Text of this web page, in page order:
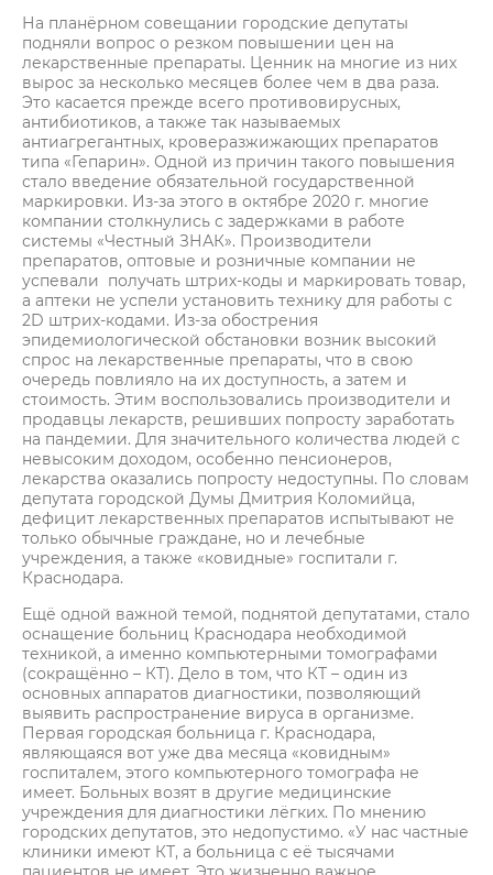
На планёрном совещании городские депутаты
подняли вопрос о резком повышении цен на
лекарственные препараты. Ценник на многие из них
вырос за несколько месяцев более чем в два раза.
Это касается прежде всего противовирусных,
антибиотиков, а также так называемых
антиагрегантных, кроверазжижающих препаратов
типа «Гепарин». Одной из причин такого повышения
стало введение обязательной государственной
маркировки. Из-за этого в октябре 2020 г. многие
компании столкнулись с задержками в работе
системы «Честный ЗНАК». Производители
препаратов, оптовые и розничные компании не
успевали получать штрих-коды и маркировать товар,
а аптеки не успели установить технику для работы с
2D штрих-кодами. Из-за обострения
эпидемиологической обстановки возник высокий
спрос на лекарственные препараты, что в свою
очередь повлияло на их доступность, а затем и
стоимость. Этим воспользовались производители и
продавцы лекарств, решивших попросту заработать
на пандемии. Для значительного количества людей с
невысоким доходом, особенно пенсионеров,
лекарства оказались попросту недоступны. По словам
депутата городской Думы Дмитрия Коломийца,
дефицит лекарственных препаратов испытывают не
только обычные граждане, но и лечебные
учреждения, а также «ковидные» госпитали г.
Краснодара.
Ещё одной важной темой, поднятой депутатами, стало
оснащение больниц Краснодара необходимой
техникой, а именно компьютерными томографами
(сокращённо – КТ). Дело в том, что КТ – один из
основных аппаратов диагностики, позволяющий
выявить распространение вируса в организме.
Первая городская больница г. Краснодара,
являющаяся вот уже два месяца «ковидным»
госпиталем, этого компьютерного томографа не
имеет. Больных возят в другие медицинские
учреждения для диагностики лёгких. По мнению
городских депутатов, это недопустимо. «У нас частные
клиники имеют КТ, а больница с её тысячами